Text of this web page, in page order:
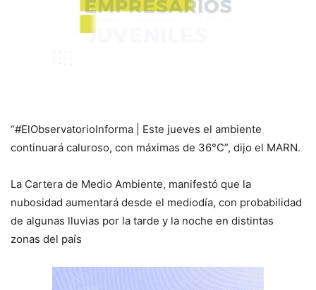
“#ElObservatorioInforma | Este jueves el ambiente
continuará caluroso, con máximas de 36°C”, dijo el MARN.
La Cartera de Medio Ambiente, manifestó que la
nubosidad aumentará desde el mediodía, con probabilidad
de algunas lluvias por la tarde y la noche en distintas
zonas del país